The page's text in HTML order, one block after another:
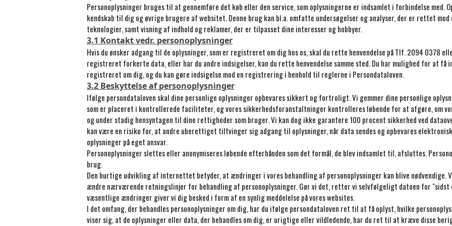
Personoplysninger bruges til at gennemføre det køb eller den service, som oplysningerne er indsamlet i forbindelse med.
kendskab til dig og øvrige brugere af websitet. Denne brug kan bl.a. omfatte undersøgelser og analyser, der er rettet
teknologier, samt visning af indhold og reklamer, der er tilpasset dine interesser og hobbyer.
3.1 Kontakt vedr. personoplysninger
Hvis du ønsker adgang til de oplysninger, som er registreret om dig hos os, skal du rette henvendelse på Tlf. 2094 0378
registreret forkerte data, eller har du andre indsigelser, kan du rette henvendelse samme sted. Du har mulighed for at
registreret om dig, og du kan gøre indsigelse mod en registrering i henhold til reglerne i Persondataloven.
3.2 Beskyttelse af personoplysninger
Ifølge persondataloven skal dine personlige oplysninger opbevares sikkert og fortroligt. Vi gemmer dine personlige
som er placeret i kontrollerede faciliteter, og vores sikkerhedsforanstaltninger kontrolleres løbende for at afgøre, om
og under stadig hensyntagen til dine rettigheder som bruger. Vi kan dog ikke garantere 100 procent sikkerhed ved
kan være en risiko for, at andre uberettiget tiltvinger sig adgang til oplysninger, når data sendes og opbevares
oplysninger på eget ansvar.
Personoplysninger slettes eller anonymiseres løbende efterhånden som det formål, de blev indsamlet til, afsluttes.
brug.
Den hurtige udvikling af internettet betyder, at ændringer i vores behandling af personoplysninger kan blive
ændre nærværende retningslinjer for behandling af personoplysninger. Gør vi det, retter vi selvfølgeligt datoen for
væsentlige ændringer giver vi dig besked i form af en synlig meddelelse på vores websites.
I det omfang, der behandles personoplysninger om dig, har du ifølge persondataloven ret til at få oplyst, hvilke
viser sig, at de oplysninger eller data, der behandles om dig, er urigtige eller vildledende, har du ret til at kræve disse